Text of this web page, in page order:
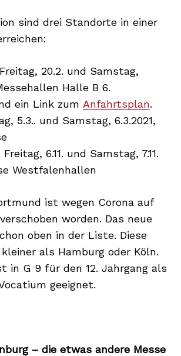
sind drei Standorte in einer
20.2. und Samstag,
Halle B 6.
ein Link zum Anfahrtsplan.
5.3.. und Samstag, 6.3.2021,
Freitag, 6.11. und Samstag, 7.11.
Westfalenhallen
ist wegen Corona auf
worden. Das neue
oben in der Liste. Diese
als Hamburg oder Köln.
in G 9 für den 12. Jahrgang als
geeignet.
– die etwas andere Messe